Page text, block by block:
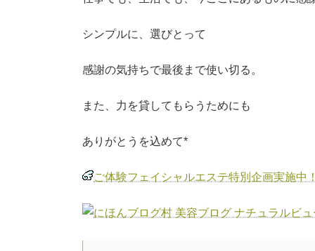
シンプルに、選びとって
感謝の気持ちで最後まで使い切る。
また、力を貸してもらうためにも
ありがとうを込めて*
ご体験フェイシャルエステ特別企画実施中